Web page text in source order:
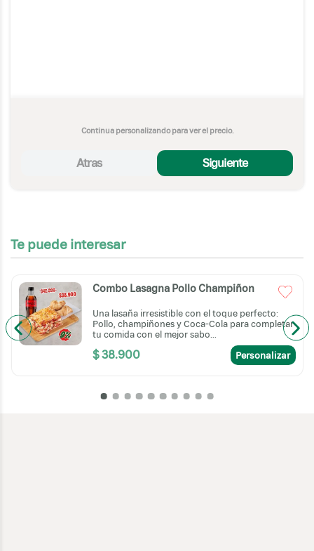
Continua personalizando para ver el precio.
Atras Siguiente
Te puede interesar
Combo Lasagna Pollo Champiñon
Una lasaña irresistible con el toque perfecto:
Pollo, champiñones y Coca-Cola para completar
tu comida con el mejor sabo...
$38.900 Personalizar